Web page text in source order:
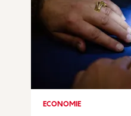
ECONOMIE